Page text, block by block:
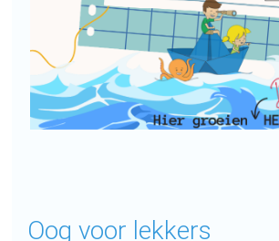
Oog voor lekkers